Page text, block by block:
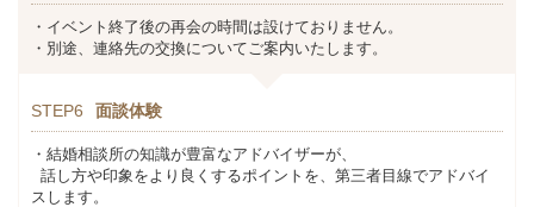
・イベント終了後の再会の時間は設けておりません。
・別途、連絡先の交換についてご案内いたします。
STEP6 面談体験
・結婚相談所の知識が豊富なアドバイザーが、
話し方や印象をより良くするポイントを、第三者目線でアドバイ
スします。